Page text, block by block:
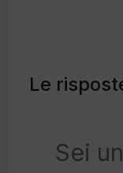
Le
Sei